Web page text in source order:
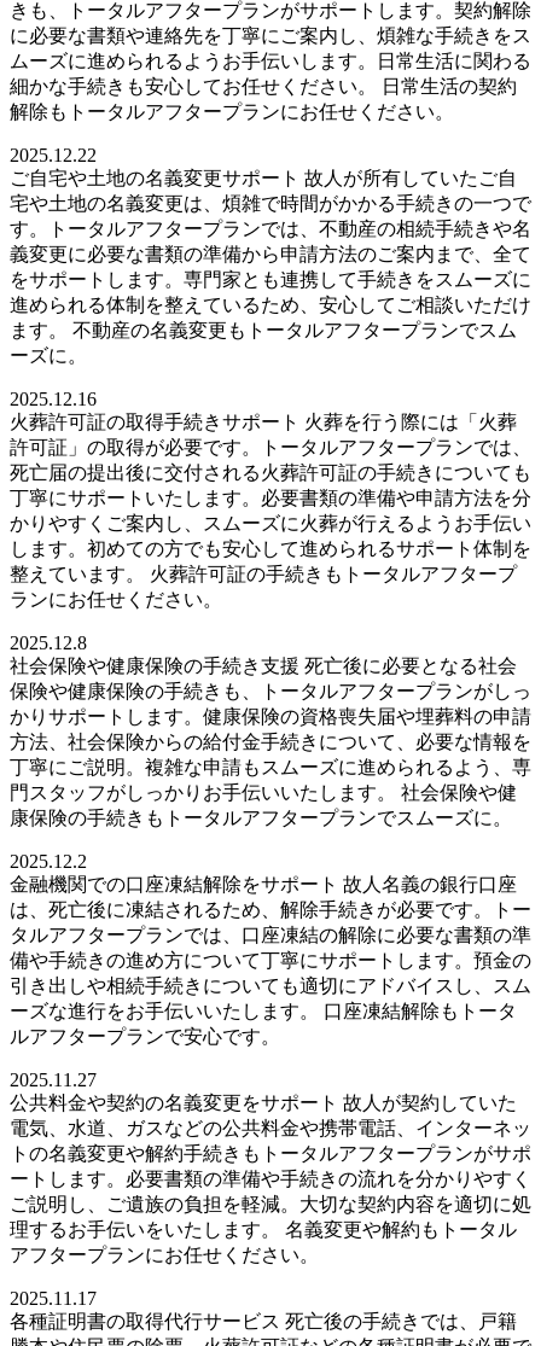
きも、トータルアフタープランがサポートします。契約解除
に必要な書類や連絡先を丁寧にご案内し、煩雑な手続きをス
ムーズに進められるようお手伝いします。日常生活に関わる
細かな手続きも安心してお任せください。 日常生活の契約
解除もトータルアフタープランにお任せください。
2025.12.22
ご自宅や土地の名義変更サポート 故人が所有していたご自
宅や土地の名義変更は、煩雑で時間がかかる手続きの一つで
す。トータルアフタープランでは、不動産の相続手続きや名
義変更に必要な書類の準備から申請方法のご案内まで、全て
をサポートします。専門家とも連携して手続きをスムーズに
進められる体制を整えているため、安心してご相談いただけ
ます。 不動産の名義変更もトータルアフタープランでスム
ーズに。
2025.12.16
火葬許可証の取得手続きサポート 火葬を行う際には「火葬
許可証」の取得が必要です。トータルアフタープランでは、
死亡届の提出後に交付される火葬許可証の手続きについても
丁寧にサポートいたします。必要書類の準備や申請方法を分
かりやすくご案内し、スムーズに火葬が行えるようお手伝い
します。初めての方でも安心して進められるサポート体制を
整えています。 火葬許可証の手続きもトータルアフタープ
ランにお任せください。
2025.12.8
社会保険や健康保険の手続き支援 死亡後に必要となる社会
保険や健康保険の手続きも、トータルアフタープランがしっ
かりサポートします。健康保険の資格喪失届や埋葬料の申請
方法、社会保険からの給付金手続きについて、必要な情報を
丁寧にご説明。複雑な申請もスムーズに進められるよう、専
門スタッフがしっかりお手伝いいたします。 社会保険や健
康保険の手続きもトータルアフタープランでスムーズに。
2025.12.2
金融機関での口座凍結解除をサポート 故人名義の銀行口座
は、死亡後に凍結されるため、解除手続きが必要です。トー
タルアフタープランでは、口座凍結の解除に必要な書類の準
備や手続きの進め方について丁寧にサポートします。預金の
引き出しや相続手続きについても適切にアドバイスし、スム
ーズな進行をお手伝いいたします。 口座凍結解除もトータ
ルアフタープランで安心です。
2025.11.27
公共料金や契約の名義変更をサポート 故人が契約していた
電気、水道、ガスなどの公共料金や携帯電話、インターネッ
トの名義変更や解約手続きもトータルアフタープランがサポ
ートします。必要書類の準備や手続きの流れを分かりやすく
ご説明し、ご遺族の負担を軽減。大切な契約内容を適切に処
理するお手伝いをいたします。 名義変更や解約もトータル
アフタープランにお任せください。
2025.11.17
各種証明書の取得代行サービス 死亡後の手続きでは、戸籍